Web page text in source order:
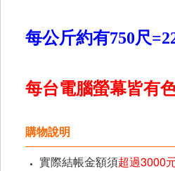
每公斤約有750尺
每台電腦螢幕皆有
購物說明
實際結帳金額須超過3000